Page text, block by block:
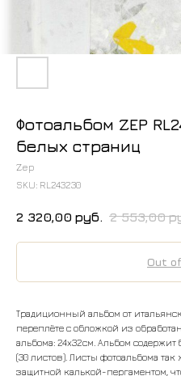
Фотоальбом ZEP
белых страниц
Zep
SKU: RL243230
2 320,00 руб. 2 553,00
Out
Традиционный альбом от
переплёте с обложкой из
альбома: 24x32см. Альбом
(30 листов). Листы фотоальбома
защитной калькой-пергаментом,